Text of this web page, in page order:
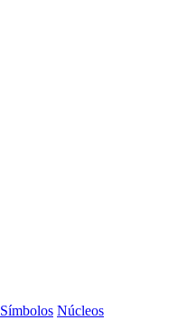
Símbolos Núcleos